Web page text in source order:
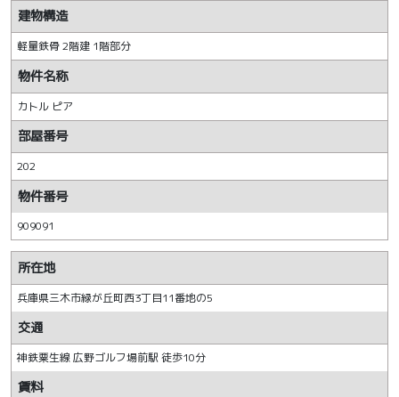
建物構造
軽量鉄骨 2階建 1階部分
物件名称
カトル ピア
部屋番号
202
物件番号
909091
所在地
兵庫県三木市緑が丘町西3丁目11番地の5
交通
神鉄粟生線 広野ゴルフ場前駅 徒歩10分
賃料